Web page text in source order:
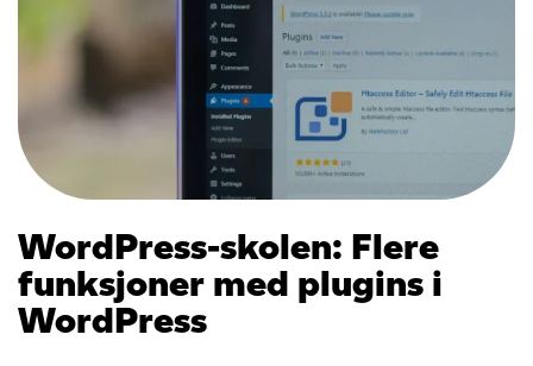
WordPress-skolen: Flere
funksjoner med plugins i
WordPress